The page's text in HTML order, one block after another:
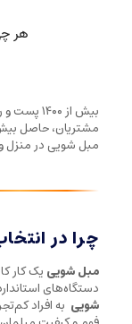
مشتریان، حاصل
مبل شویی در منزل
چرا در
مبل شویی یک کار
دستگاه‌های
شویی به افراد